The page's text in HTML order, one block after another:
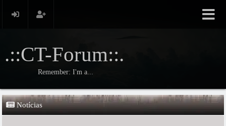
.::CT-Forum::.
Remember: I'm a...
Notícias